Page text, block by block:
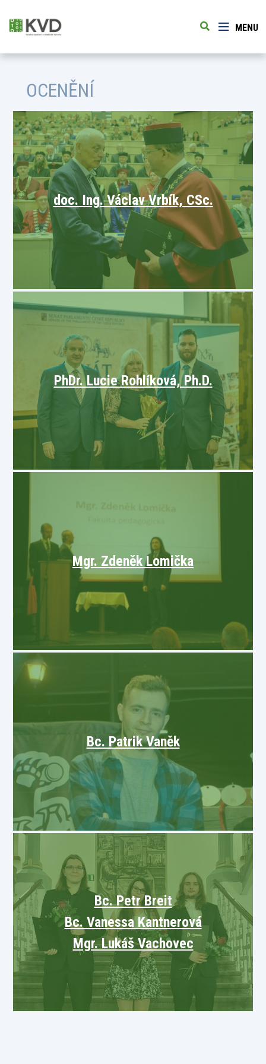
MENU
OCENĚNÍ
doc. Ing. Václav Vrbík, CSc.
PhDr. Lucie Rohlíková, Ph.D.
Mgr. Zdeněk Lomička
Bc. Patrik Vaněk
Bc. Petr Breit
Bc. Vanessa Kantnerová
Mgr. Lukáš Vachovec